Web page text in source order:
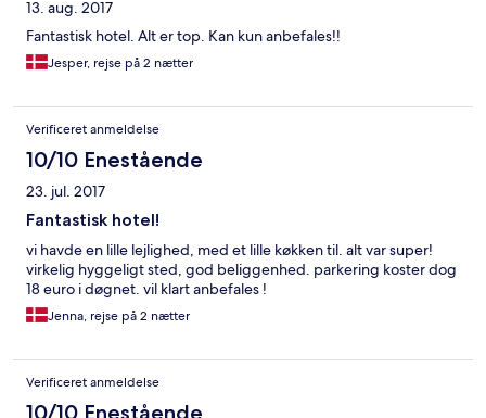
13. aug. 2017
Fantastisk hotel. Alt er top. Kan kun anbefales!!
Jesper, rejse på 2 nætter
Verificeret anmeldelse
10/10 Enestående
23. jul. 2017
Fantastisk hotel!
vi havde en lille lejlighed, med et lille køkken til. alt var super!
virkelig hyggeligt sted, god beliggenhed. parkering koster dog
18 euro i døgnet. vil klart anbefales !
Jenna, rejse på 2 nætter
Verificeret anmeldelse